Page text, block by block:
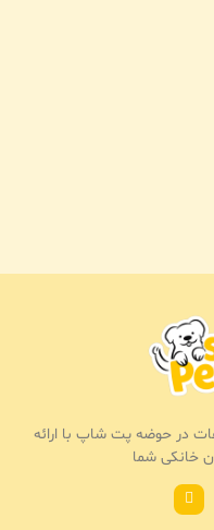
در حوضه پت شاپ با ارائه
خانکی شما